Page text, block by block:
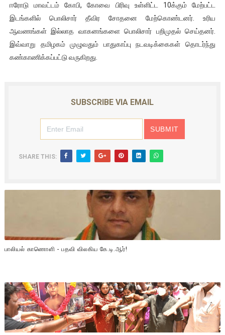
ஈரோடு மாவட்டம் கோபி, கோவை பிரிவு உள்ளிட்ட 10க்கும் மேற்பட்ட
இடங்களில் பொலிசார் தீவிர சோதனை மேற்கொண்டனர். உரிய
ஆவணங்கள் இல்லாத வாகனங்களை பொலிசார் பறிமுதல் செய்தனர்.
இவ்வாறு தமிழகம் முழுவதும் பாதுகாப்பு நடவடிக்கைகள் தொடர்ந்து
கண்காணிக்கப்பட்டு வருகிறது.
SUBSCRIBE VIA EMAIL
SHARE THIS:
பாலியல் காணொளி - பதவி விலகிய கே.டி.ஆர்!